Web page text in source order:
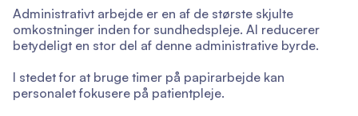
Administrativt arbejde er en af de største skjulte
omkostninger inden for sundhedspleje. AI reducerer
betydeligt en stor del af denne administrative byrde.
I stedet for at bruge timer på papirarbejde kan
personalet fokusere på patientpleje.